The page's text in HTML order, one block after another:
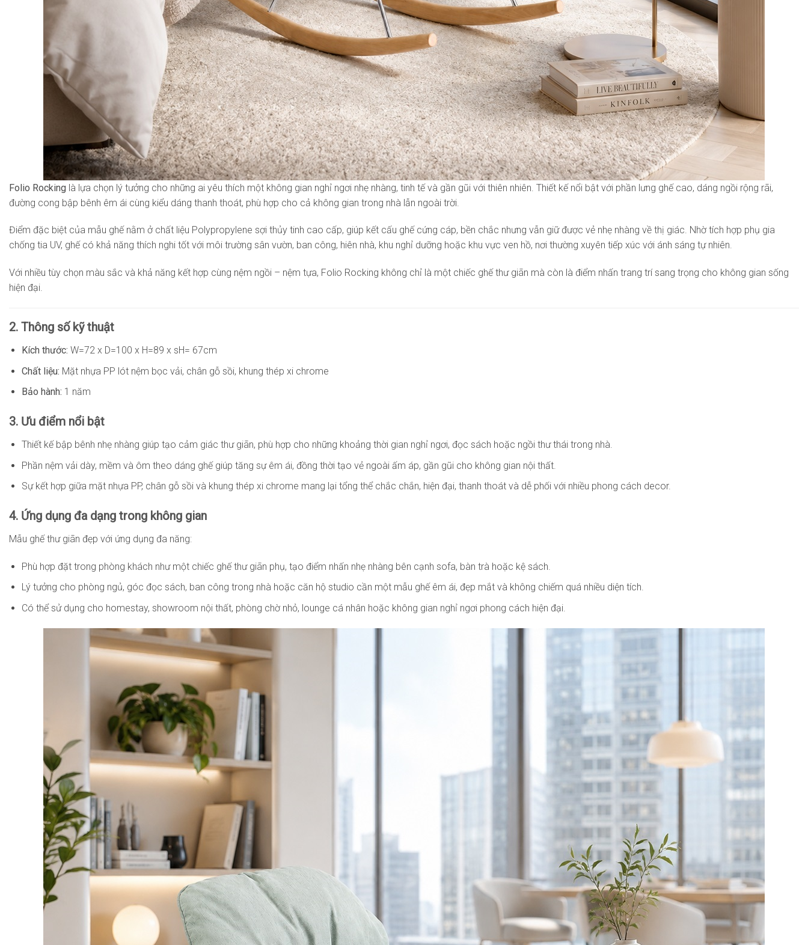
Folio Rocking là lựa chọn lý tưởng cho những ai yêu thích một không gian nghỉ ngơi nhẹ nhàng, tinh tế và gần gũi với thiên nhiên. Thiết kế nổi bật với phần lưng ghế cao, dáng ngồi rộng rãi,
đường cong bập bênh êm ái cùng kiểu dáng thanh thoát, phù hợp cho cả không gian trong nhà lẫn ngoài trời.
Điểm đặc biệt của mẫu ghế nằm ở chất liệu Polypropylene sợi thủy tinh cao cấp, giúp kết cấu ghế cứng cáp, bền chắc nhưng vẫn giữ được vẻ nhẹ nhàng về thị giác. Nhờ tích hợp phụ gia
chống tia UV, ghế có khả năng thích nghi tốt với môi trường sân vườn, ban công, hiên nhà, khu nghỉ dưỡng hoặc khu vực ven hồ, nơi thường xuyên tiếp xúc với ánh sáng tự nhiên.
Với nhiều tùy chọn màu sắc và khả năng kết hợp cùng nệm ngồi – nệm tựa, Folio Rocking không chỉ là một chiếc ghế thư giãn mà còn là điểm nhấn trang trí sang trọng cho không gian sống
hiện đại.
2. Thông số kỹ thuật
Kích thước: W=72 x D=100 x H=89 x sH= 67cm
Chất liệu: Mặt nhựa PP lót nệm bọc vải, chân gỗ sồi, khung thép xi chrome
Bảo hành: 1 năm
3. Ưu điểm nổi bật
Thiết kế bập bênh nhẹ nhàng giúp tạo cảm giác thư giãn, phù hợp cho những khoảng thời gian nghỉ ngơi, đọc sách hoặc ngồi thư thái trong nhà.
Phần nệm vải dày, mềm và ôm theo dáng ghế giúp tăng sự êm ái, đồng thời tạo vẻ ngoài ấm áp, gần gũi cho không gian nội thất.
Sự kết hợp giữa mặt nhựa PP, chân gỗ sồi và khung thép xi chrome mang lại tổng thể chắc chắn, hiện đại, thanh thoát và dễ phối với nhiều phong cách decor.
4. Ứng dụng đa dạng trong không gian
Mẫu ghế thư giãn đẹp với ứng dụng đa năng:
Phù hợp đặt trong phòng khách như một chiếc ghế thư giãn phụ, tạo điểm nhấn nhẹ nhàng bên cạnh sofa, bàn trà hoặc kệ sách.
Lý tưởng cho phòng ngủ, góc đọc sách, ban công trong nhà hoặc căn hộ studio cần một mẫu ghế êm ái, đẹp mắt và không chiếm quá nhiều diện tích.
Có thể sử dụng cho homestay, showroom nội thất, phòng chờ nhỏ, lounge cá nhân hoặc không gian nghỉ ngơi phong cách hiện đại.